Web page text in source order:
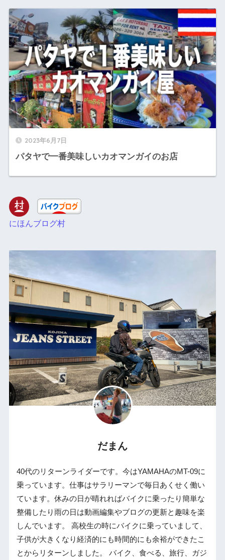
2023年6月7日
パタヤで一番美味しいカオマンガイのお店
にほんブログ村
だまん
40代のリターンライダーです。今はYAMAHAのMT-09に
乗っています。仕事はサラリーマンで毎日あくせく働い
ています。休みの日が晴れればバイクに乗ったり簡単な
整備したり雨の日は動画編集やブログの更新と趣味を楽
しんでいます。 高校生の時にバイクに乗っていまして、
子供が大きくなり経済的にも時間的にも余裕ができたこ
とからリターンしました。 バイク、食べる、旅行、ガジ